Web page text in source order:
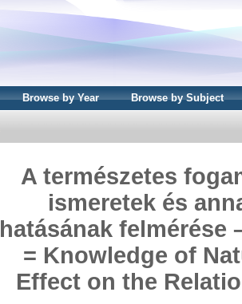
Browse by Year Browse by Subject
A természetes
ismeretek és
hatásának felmérése
= Knowledge of
Effect on the